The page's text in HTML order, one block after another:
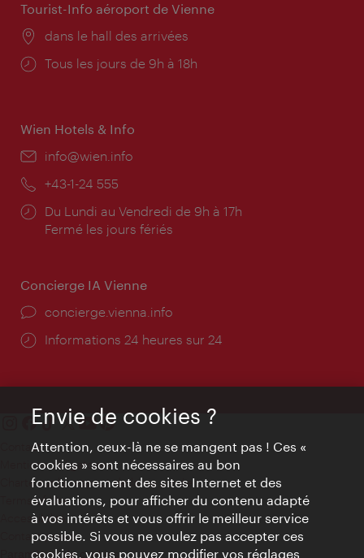
Tourist-Info aéroport de Vienne
Lieu:
dans le hall des arrivées
Horaires
Tous les jours de 9h à 18h
Wien Hotels & Info
E-
info@wien.info
Téléphone:
+43-1-24 555
Horaires
d'ouverture:
Du Lundi au Vendredi de 9h à 17h
Fermé les jours fériés
Concierge IA Vienne
Ort:
concierge.vienna.info
Öffnungszeiten:
Informations 24 heures sur 24
Contact
Mentions obligatoires
Charte sur le respect de la vie privée
Terms of Use
Accessibilité
Contact presse
Paramètres de cookies
Envie de cookies ?
Attention, ceux-là ne se mangent pas ! Ces «
cookies » sont nécessaires au bon
fonctionnement des sites Internet et des
évaluations, pour afficher du contenu adapté
à vos intérêts et vous offrir le meilleur service
possible. Si vous ne voulez pas accepter ces
cookies, vous pouvez modifier vos réglages